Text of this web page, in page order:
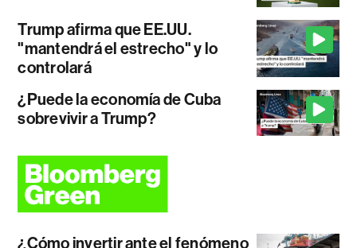
Trump afirma que EE.UU.
"mantendrá el estrecho" y lo
controlará
¿Puede la economía de Cuba
sobrevivir a Trump?
¿Cómo invertir ante el fenómeno